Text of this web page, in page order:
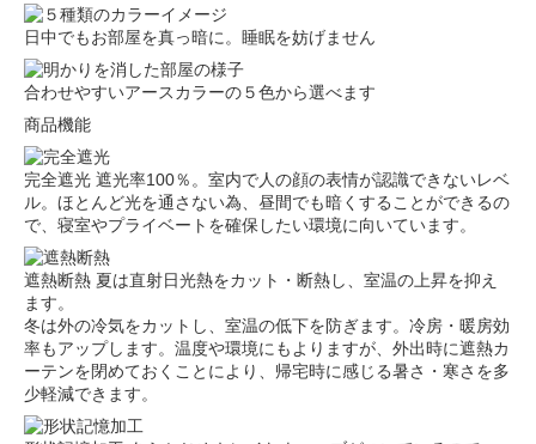
日中でもお部屋を真っ暗に。睡眠を妨げません
合わせやすいアースカラーの５色から選べます
商品機能
完全遮光 遮光率100％。室内で人の顔の表情が認識できないレベ
ル。ほとんど光を通さない為、昼間でも暗くすることができるの
で、寝室やプライベートを確保したい環境に向いています。
遮熱断熱 夏は直射日光熱をカット・断熱し、室温の上昇を抑え
ます。
冬は外の冷気をカットし、室温の低下を防ぎます。冷房・暖房効
率もアップします。温度や環境にもよりますが、外出時に遮熱カ
ーテンを閉めておくことにより、帰宅時に感じる暑さ・寒さを多
少軽減できます。